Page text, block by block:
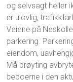
og selvsagt heller
er ulovlig,
Veiene på
parkering.
eiendom,
Må brøyting
beboerne i den